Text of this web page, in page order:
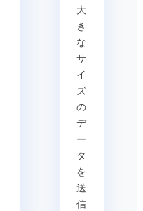
大
き
な
サ
イ
ズ
の
デ
ー
タ
を
送
信